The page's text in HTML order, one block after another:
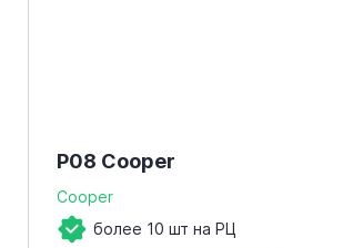
P08 Cooper
Cooper
более 10 шт на РЦ